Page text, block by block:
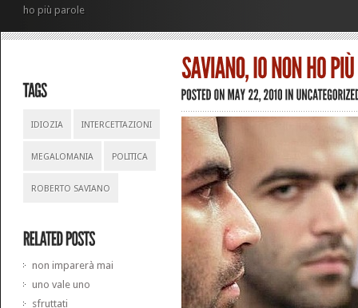
ho più parole
IDIOZIA INTERCETTAZIONI
MEGALOMANIA POLITICA
ROBERTO SAVIANO
non imparerà mai
uno vale uno
sfruttati